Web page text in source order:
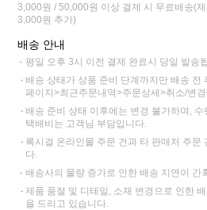
3,000원 / 50,000원 이상 결제 시 무료배송(
3,000원 추가)
배송 안내
평일 오후 3시 이전 결제 완료시 당일 발송
배송 상태가 상품 준비 단계까지만 배송 전
페이지>최근주문내역>주문상세>취소/변
배송 준비 상태 이후에는 변경 불가하며,
택배비는 고객님 부담입니다.
록시걸 온라인몰 주문 건과 타 판매처 주문
다.
배송사의 물량 증가로 인한 배송 지연이 간
제품 품절 및 디테일, 소재 변경으로 인한
을 드리고 있습니다.